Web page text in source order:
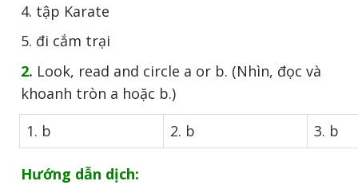
4. tập Karate
5. đi cắm trại
2. Look, read and circle a or b. (Nhìn, đọc và
khoanh tròn a hoặc b.)
1. b
2. b 3. b
Hướng dẫn dịch: